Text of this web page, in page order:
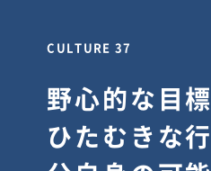
CULTURE 30
逆境では自
スを変え“